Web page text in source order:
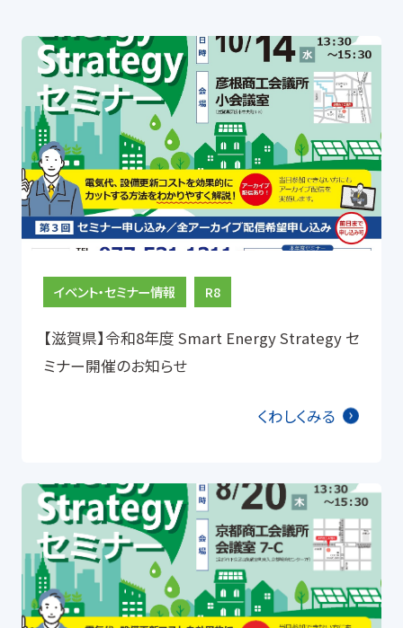
商業施設 工場
倉庫・運輸 病院
介護・福祉 宿泊施設
公共・教育 その他
設備
ボイラー、給湯
設備、蒸気配管
工業炉、乾燥炉
受変電設備
し
て
タ
ブ
を
切
り
替
え
し
て
タ
を
切
り
替
え
る
し
て
タ
ブ
を
切
り
替
え
る
し
て
タ
を
切
り
替
え
し
て
タ
ブ
を
切
り
替
え
イベント・セミナー情報 R8
【滋賀県】令和8年度 Smart Energy Strategy セ
ミナー開催のお知らせ
くわしくみる